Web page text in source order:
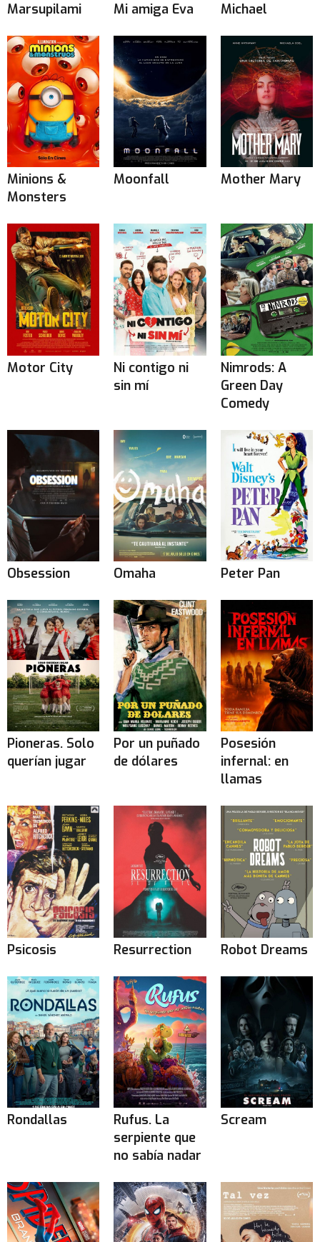
Marsupilami Mi amiga Eva Michael
Minions &
Monsters
Moonfall Mother Mary
Motor City
Ni contigo ni
sin mí
Nimrods: A
Green Day
Comedy
Obsession Omaha Peter Pan
Pioneras. Solo
querían jugar
Por un puñado
de dólares
Posesión
infernal: en
llamas
Psicosis Resurrection Robot Dreams
Rondallas
Rufus. La
serpiente que
no sabía nadar
Scream